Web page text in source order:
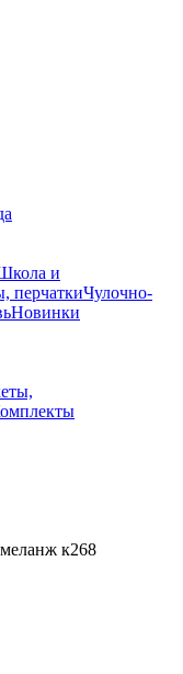
и
перчаткиЧулочно-
Новинки
к268